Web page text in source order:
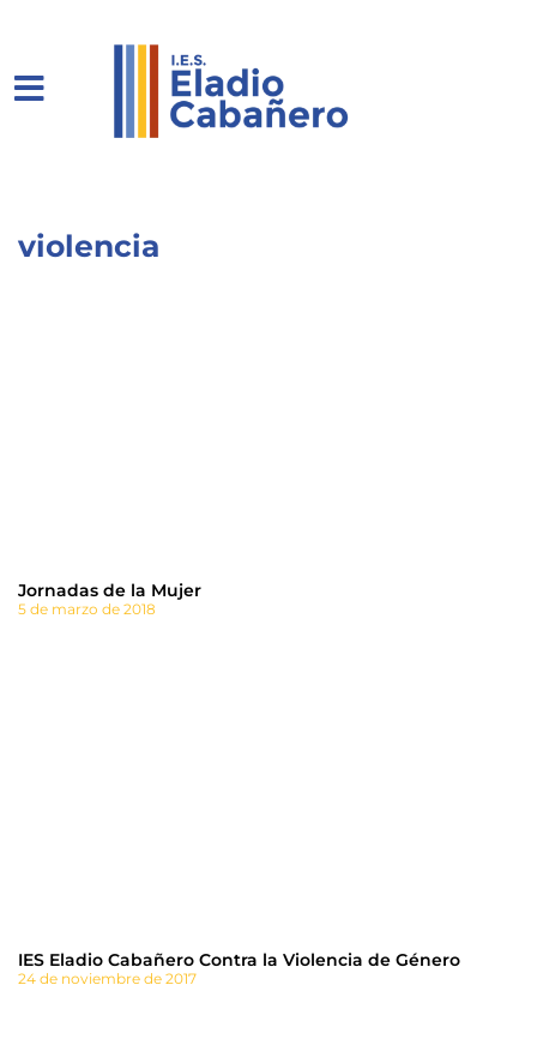
violencia
Jornadas de la Mujer
5 de marzo de 2018
IES Eladio Cabañero Contra la Violencia de Género
24 de noviembre de 2017